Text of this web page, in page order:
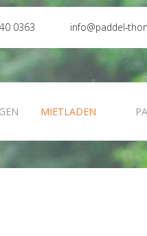
0363 info@paddel-
MIETLADEN